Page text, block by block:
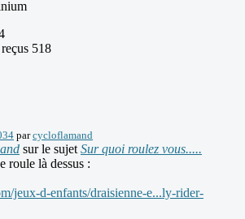
518
parcycloflamand
sur le sujet Sur quoi roulez vous.....
roule là dessus :
jeux-d-enfants/draisienne-e...ly-rider-